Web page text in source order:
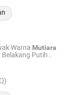
Warna Mutiara
Putih
Kuku Pakaian
2010